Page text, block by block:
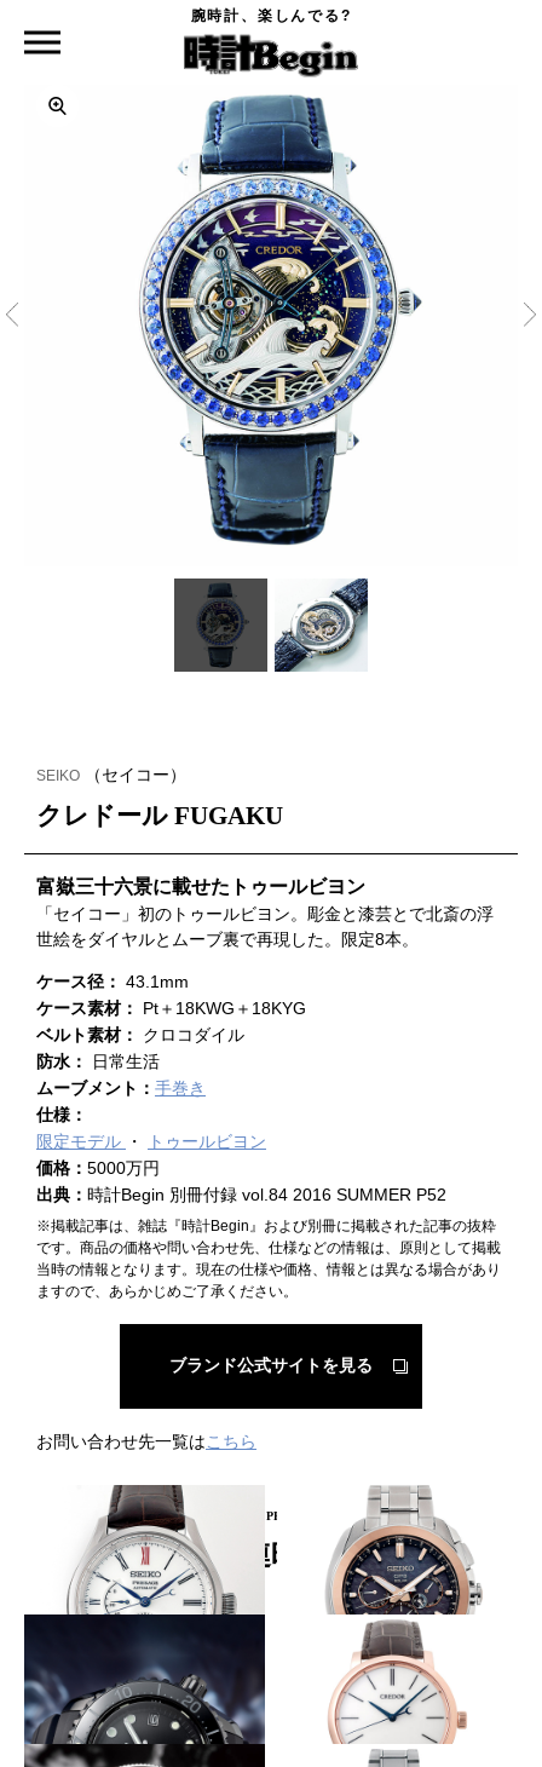
腕時計、楽しんでる?
クレドール FUGAKU
SEIKO （セイコー）
クレドール FUGAKU
富嶽三十六景に載せたトゥールビヨン
「セイコー」初のトゥールビヨン。彫金と漆芸とで北斎の浮
世絵をダイヤルとムーブ裏で再現した。限定8本。
ケース径： 43.1mm
ケース素材： Pt＋18KWG＋18KYG
ベルト素材： クロコダイル
防水：
日常生活
ムーブメント： 手巻き
仕様：
限定モデル
トゥールビヨン
価格： 5000万円
出典： 時計Begin 別冊付録 vol.84 2016 SUMMER P52
※掲載記事は、雑誌『時計Begin』および別冊に掲載された記事の抜粋
です。商品の価格や問い合わせ先、仕様などの情報は、原則として掲載
当時の情報となります。現在の仕様や価格、情報とは異なる場合があり
ますので、あらかじめご了承ください。
ブランド公式サイトを見る
お問い合わせ先一覧はこちら
PICKUP PRODUCT
関連時計
プレザージュ 有田焼ダイヤル
モデル SARW049
50周年を祝す50 面カットベゼル
アストロン クオーツアストロ
ン 50周年記念モデル SBXC035
要素をそぎ落とし極めた機能美
最上級の手仕事を隅々まで